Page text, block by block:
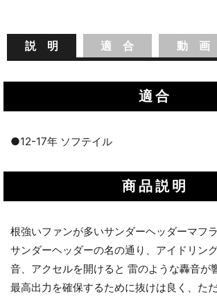
説 明 適 合 動 画
適合
●12-17年 ソフテイル
商品説明
根強いファンが多いサンダーヘッダーマフラ
サンダーヘッダーの名の通り、アイドリン
音、アクセルを開けると 雷のような轟音が
最高出力を確保するために抜けは良く、た